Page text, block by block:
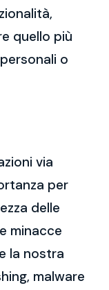
quello più
o
via
per
delle
minacce
la nostra
malware